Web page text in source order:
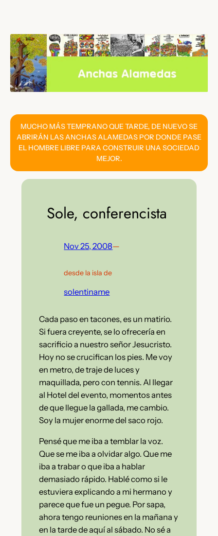
contenido
MUCHO MÁS TEMPRANO QUE TARDE, DE NUEVO SE
ABRIRÁN LAS ANCHAS ALAMEDAS POR DONDE PASE
EL HOMBRE LIBRE PARA CONSTRUIR UNA SOCIEDAD
MEJOR.
Sole, conferencista
Nov 25, 2008—
desde la isla de
solentiname
Cada paso en tacones, es un matirio.
Si fuera creyente, se lo ofrecería en
sacrificio a nuestro señor Jesucristo.
Hoy no se crucifican los pies. Me voy
en metro, de traje de luces y
maquillada, pero con tennis. Al llegar
al Hotel del evento, momentos antes
de que llegue la gallada, me cambio.
Soy la mujer enorme del saco rojo.
Pensé que me iba a temblar la voz.
Que se me iba a olvidar algo. Que me
iba a trabar o que iba a hablar
demasiado rápido. Hablé como si le
estuviera explicando a mi hermano y
parece que fue un pegue. Por sapa,
ahora tengo reuniones en la mañana y
en la tarde de aquí al sábado. No sé a